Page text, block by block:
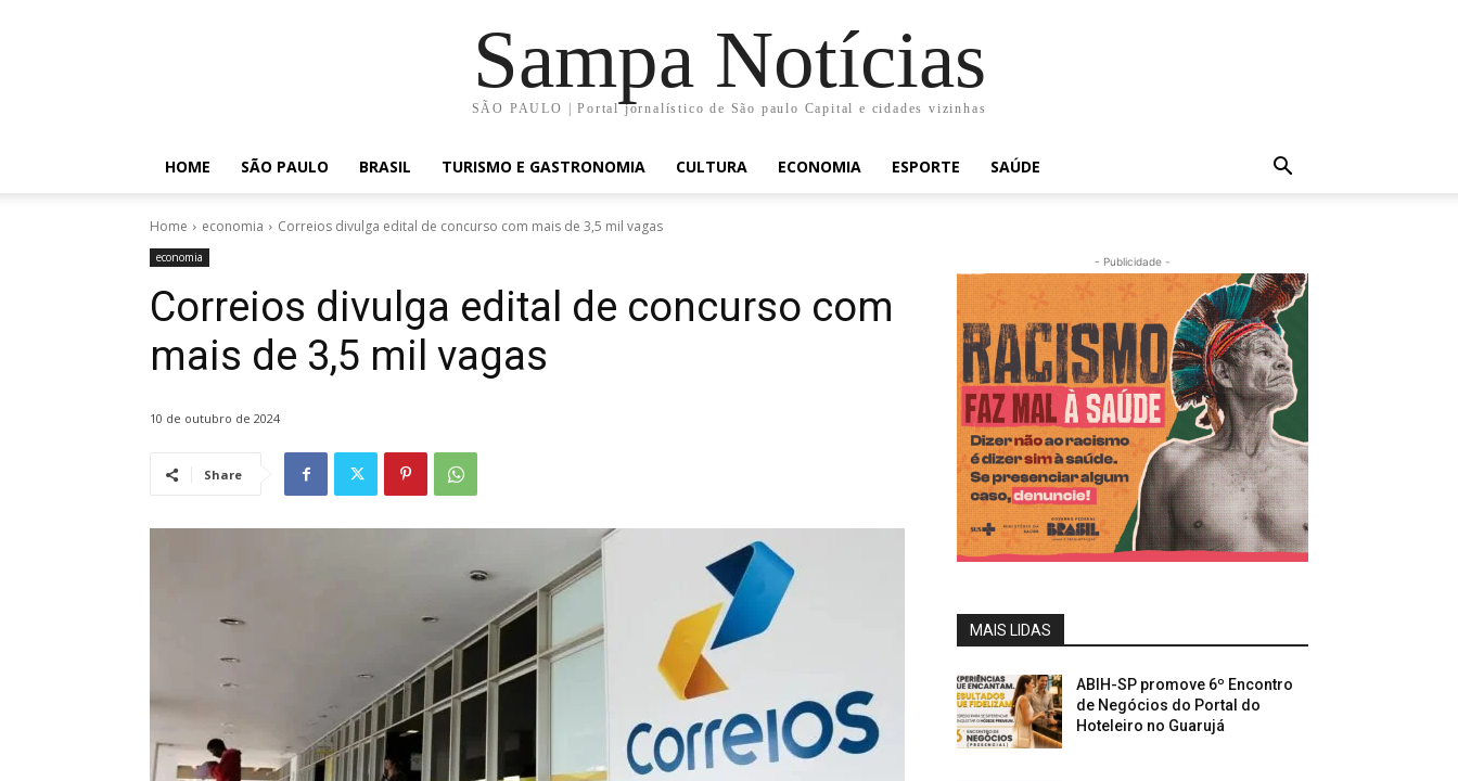
Sampa Notícias
SÃO PAULO | Portal jornalístico de São paulo Capital e cidades vizinhas
HOME SÃO PAULO BRASIL TURISMO E GASTRONOMIA CULTURA ECONOMIA ESPORTE SAÚDE
Home economia Correios divulga edital de concurso com mais de 3,5 mil vagas
economia
Correios divulga edital de concurso com
mais de 3,5 mil vagas
10 de outubro de 2024
Share
- Publicidade -
MAIS LIDAS
ABIH-SP promove 6º Encontro
de Negócios do Portal do
Hoteleiro no Guarujá